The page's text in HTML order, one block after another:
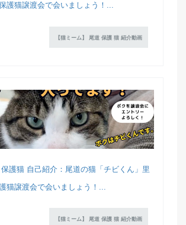
護猫譲渡会で会いましょう！...
【猫ミーム】 尾道 保護 猫 紹介動画
保護猫 自己紹介：尾道の猫「チビくん」里
猫譲渡会で会いましょう！...
【猫ミーム】 尾道 保護 猫 紹介動画